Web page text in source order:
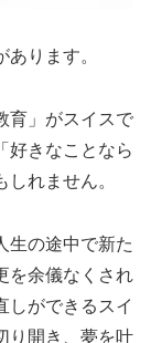
ります。
育」がスイスで
好きなことなら
れません。
生の途中で新た
を余儀なくされ
しができるスイ
り開き、夢を叶